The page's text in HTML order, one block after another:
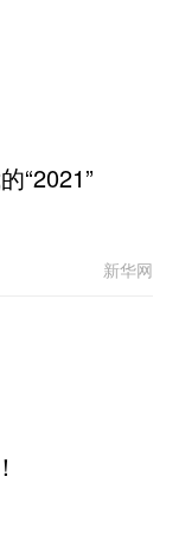
“2021”
新华网